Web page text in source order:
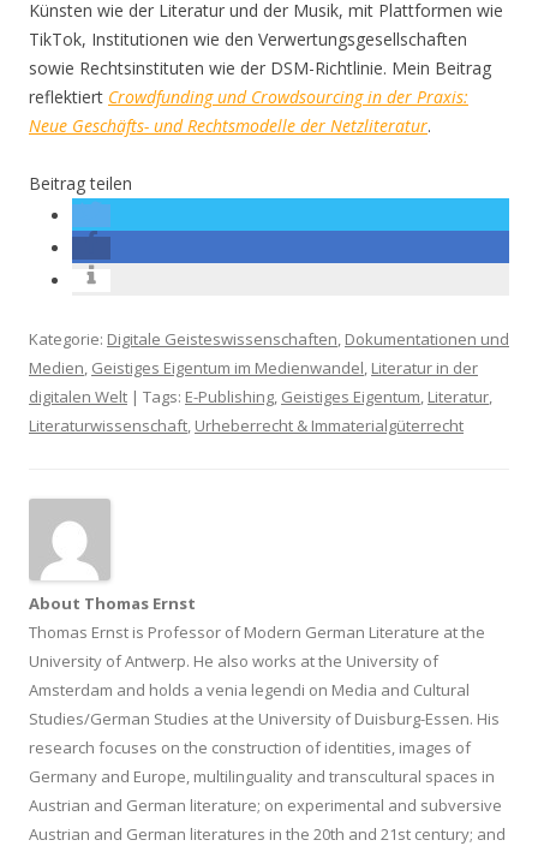
Künsten wie der Literatur und der Musik, mit Plattformen wie
TikTok, Institutionen wie den Verwertungsgesellschaften
sowie Rechtsinstituten wie der DSM-Richtlinie. Mein Beitrag
reflektiert Crowdfunding und Crowdsourcing in der Praxis:
Neue Geschäfts- und Rechtsmodelle der Netzliteratur.
Beitrag teilen
Kategorie: Digitale Geisteswissenschaften, Dokumentationen und
Medien, Geistiges Eigentum im Medienwandel, Literatur in der
digitalen Welt | Tags: E-Publishing, Geistiges Eigentum, Literatur,
Literaturwissenschaft, Urheberrecht & Immaterialgüterrecht
About Thomas Ernst
Thomas Ernst is Professor of Modern German Literature at the
University of Antwerp. He also works at the University of
Amsterdam and holds a venia legendi on Media and Cultural
Studies/German Studies at the University of Duisburg-Essen. His
research focuses on the construction of identities, images of
Germany and Europe, multilinguality and transcultural spaces in
Austrian and German literature; on experimental and subversive
Austrian and German literatures in the 20th and 21st century; and